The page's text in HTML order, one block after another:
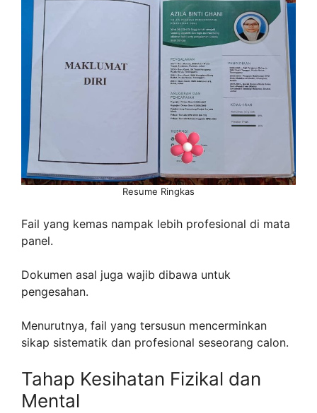
Resume Ringkas
Fail yang kemas nampak lebih profesional di mata
panel.
Dokumen asal juga wajib dibawa untuk
pengesahan.
Menurutnya, fail yang tersusun mencerminkan
sikap sistematik dan profesional seseorang calon.
Tahap Kesihatan Fizikal dan
Mental